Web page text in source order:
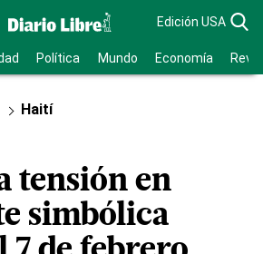
Edición USA
Política Mundo Economía
Haití
tensión en
simbólica